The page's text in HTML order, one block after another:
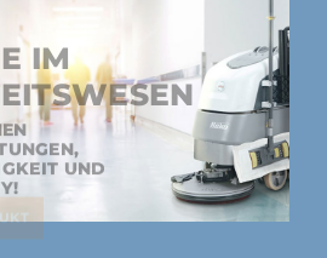
IM
UND Q